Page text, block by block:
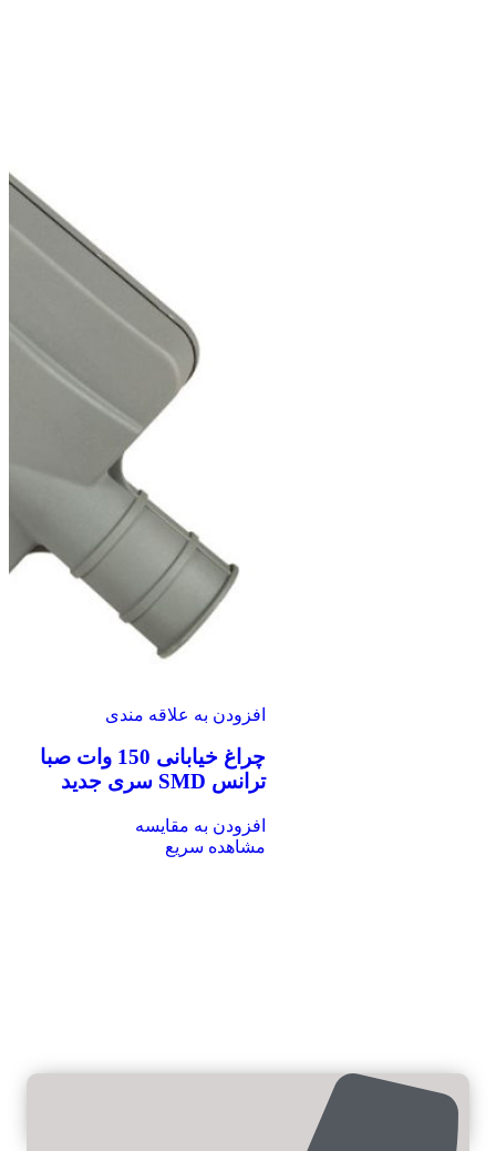
افزودن به علاقه مندی
چراغ خیابانی 150 وات صبا
ترانس SMD سری جدید
افزودن به مقایسه
مشاهده سریع